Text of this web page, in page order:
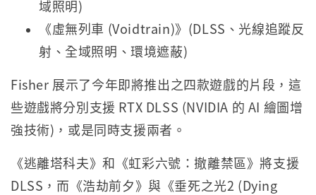
域照明)
《虛無列車 (Voidtrain)》(DLSS、光線追蹤反
射、全域照明、環境遮蔽)
Fisher 展示了今年即將推出之四款遊戲的片段，這
些遊戲將分別支援 RTX DLSS (NVIDIA 的 AI 繪圖增
強技術)，或是同時支援兩者。
《逃離塔科夫》和《虹彩六號：撤離禁區》將支援
DLSS，而《浩劫前夕》與《垂死之光2 (Dying